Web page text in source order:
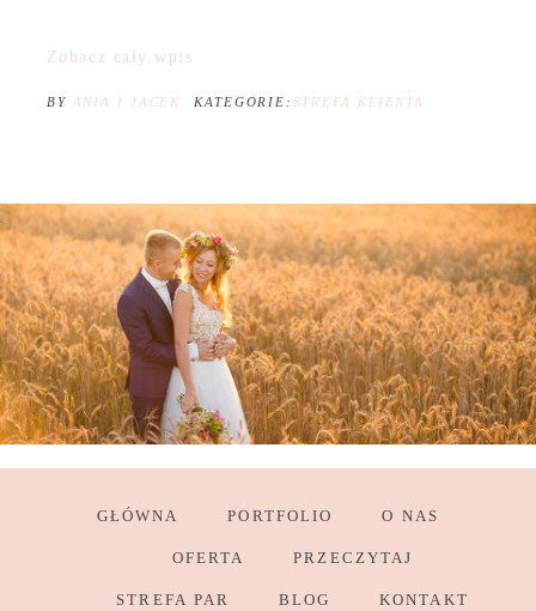
Zobacz cały wpis
BY ANIA I JACEK KATEGORIE: STREFA KLIENTA
GŁÓWNA PORTFOLIO O NAS
OFERTA PRZECZYTAJ
STREFA PAR BLOG KONTAKT